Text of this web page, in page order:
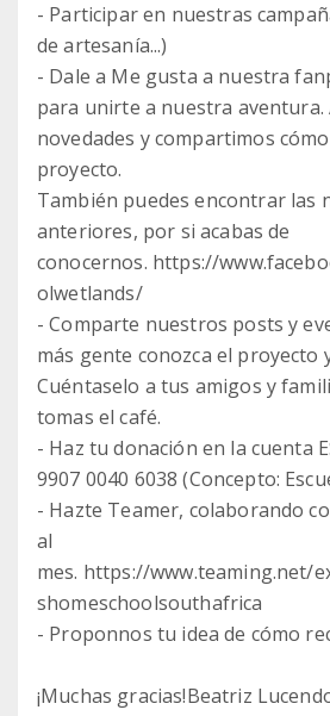
- Participar en nuestras
de artesanía...)
- Dale a Me gusta a nuestra
para unirte a nuestra aventura.
novedades y compartimos
proyecto.
También puedes encontrar las
anteriores, por si acabas de
conocernos. https://
olwetlands/
- Comparte nuestros posts y
más gente conozca el proyecto
Cuéntaselo a tus amigos y
tomas el café.
- Haz tu donación en la cuenta
9907 0040 6038 (Concepto:
- Hazte Teamer, colaborando
al
mes. https://www.teaming.net/
shomeschoolsouthafrica
- Proponnos tu idea de cómo
¡Muchas gracias!Beatriz